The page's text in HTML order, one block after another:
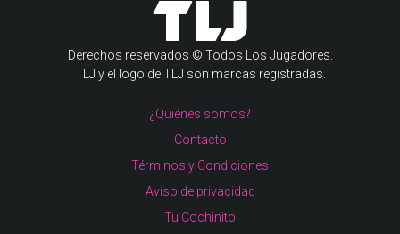
Derechos reservados © Todos Los Jugadores.
TLJ y el logo de TLJ son marcas registradas.
¿Quiénes somos?
Contacto
Términos y Condiciones
Aviso de privacidad
Tu Cochinito